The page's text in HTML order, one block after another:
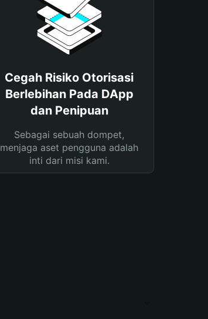
Cegah Risiko Otorisasi
Berlebihan Pada DApp
dan Penipuan
Sebagai sebuah dompet,
menjaga aset pengguna adalah
inti dari misi kami.